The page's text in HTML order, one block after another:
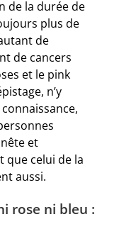
de la durée de
plus de
de
de cancers
et le pink
n’y
et
que celui de la
aussi.
rose ni bleu :